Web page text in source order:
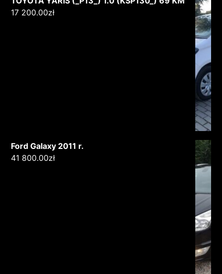
17 200.00zł
Ford Galaxy 2011 r.
41 800.00zł